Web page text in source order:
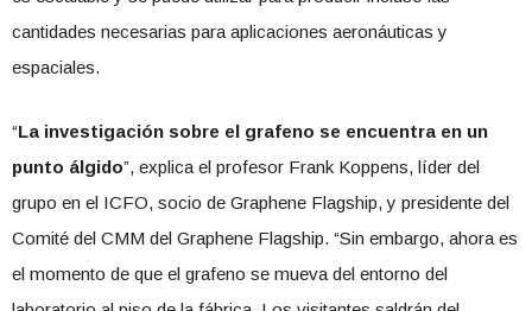
cantidades necesarias para aplicaciones aeronáuticas y
espaciales.
“La investigación sobre el grafeno se encuentra en un
punto álgido”, explica el profesor Frank Koppens, líder del
grupo en el ICFO, socio de Graphene Flagship, y presidente del
Comité del CMM del Graphene Flagship. “Sin embargo, ahora es
el momento de que el grafeno se mueva del entorno del